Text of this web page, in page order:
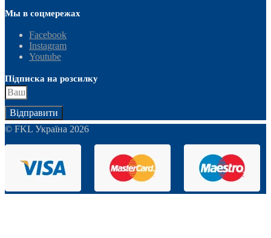
Мы в соцмережах
Facebook
Instagram
Youtube
Підписка на розсилку
Відправити
© FKL Україна 2026